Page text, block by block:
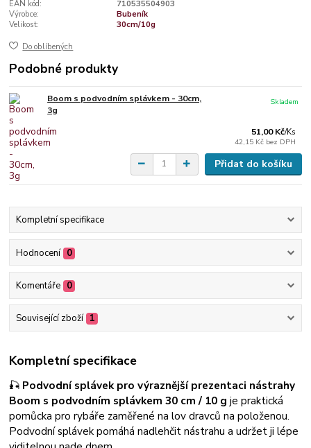
EAN kód:
710535504903
Výrobce:
Bubeník
Velikost:
30cm/10g
Do oblíbených
Podobné produkty
Boom s podvodním splávkem - 30cm,
3g
51,00 Kč/Ks
42,15 Kč bez DPH
Skladem
Přidat do košíku
Kompletní specifikace
Hodnocení 0
Komentáře 0
Související zboží 1
Kompletní specifikace
🎣 Podvodní splávek pro výraznější prezentaci nástrahy
Boom s podvodním splávkem 30 cm / 10 g je praktická
pomůcka pro rybáře zaměřené na lov dravců na položenou.
Podvodní splávek pomáhá nadlehčit nástrahu a udržet ji lépe